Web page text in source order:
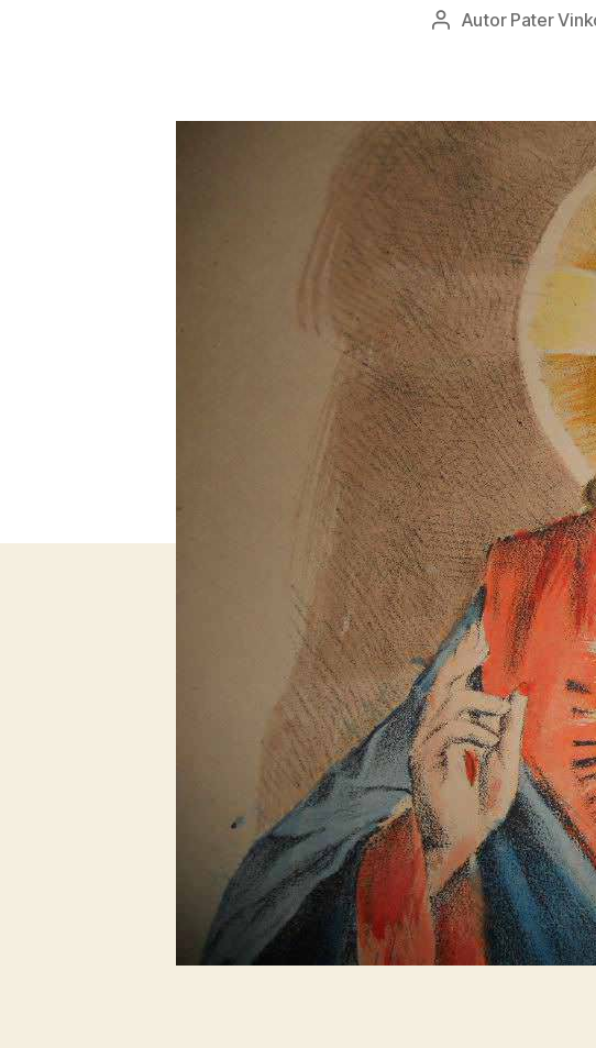
AutorAutor Pater